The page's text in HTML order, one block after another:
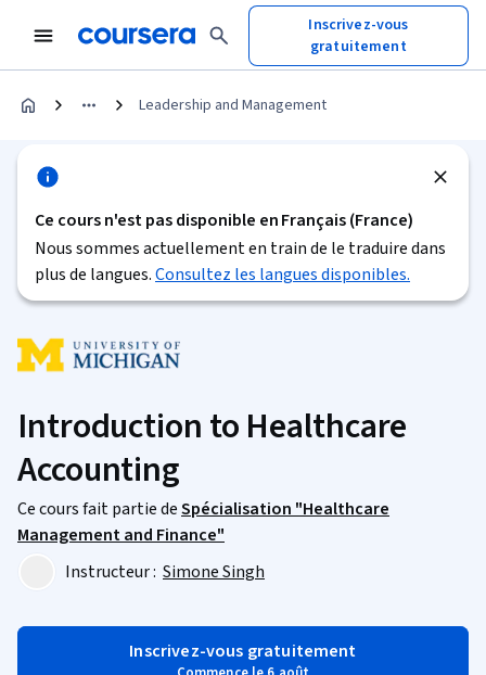
Inscrivez-vous
gratuitement
Leadership and Management
Ce cours n'est pas disponible en Français (France)
Nous sommes actuellement en train de le traduire dans
plus de langues.Consultez les langues disponibles.
Introduction to Healthcare
Accounting
Ce cours fait partie deSpécialisation "Healthcare
Management and Finance"
Instructeur : Simone Singh
Inscrivez-vous gratuitement